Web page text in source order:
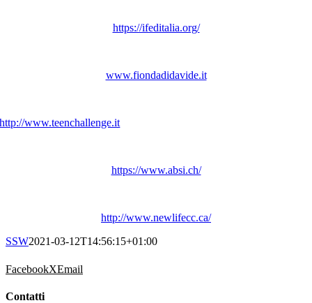
https://ifeditalia.org/
www.fiondadidavide.it
http://www.teenchallenge.it
https://www.absi.ch/
http://www.newlifecc.ca/
SSW2021-03-12T14:56:15+01:00
FacebookXEmail
Contatti